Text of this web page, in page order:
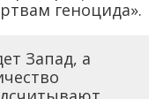
геноцида».
Запад, а